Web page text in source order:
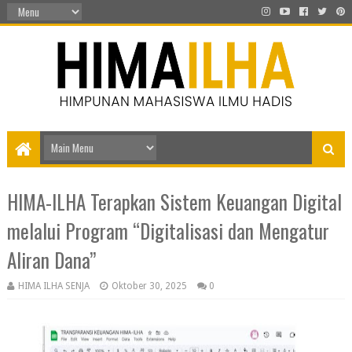
HIMA-ILHA Terapkan Sistem Keuangan Digital
melalui Program “Digitalisasi dan Mengatur
Aliran Dana”
HIMA ILHA SENJA Oktober 30, 2025 0